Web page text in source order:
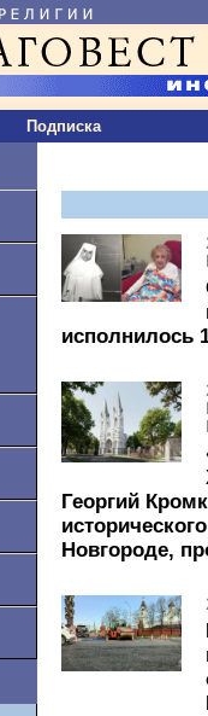
Подписка
исполнилось
Георгий
Новгороде,